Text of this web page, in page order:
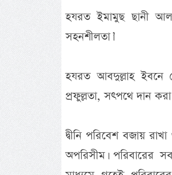
হযরত ইমামুছ ছানী
সহনশীলতা।’
হযরত আবদুল্লাহ ইবনে
প্রফুল্লতা, সৎপথে দান
দ্বীনি পরিবেশ বজায়
অপরিসীম। পরিবারের